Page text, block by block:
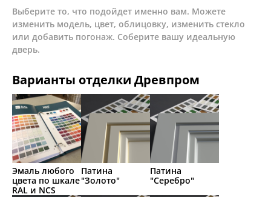
Выберите то, что подойдет именно вам. Можете
изменить модель, цвет, облицовку, изменить стекло
или добавить погонаж. Соберите вашу идеальную
дверь.
Варианты отделки Древпром
Эмаль любого
цвета по шкале
RAL и NCS
Патина
"Золото"
Патина
"Серебро"